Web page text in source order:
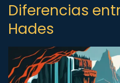
Diferencias
Hades